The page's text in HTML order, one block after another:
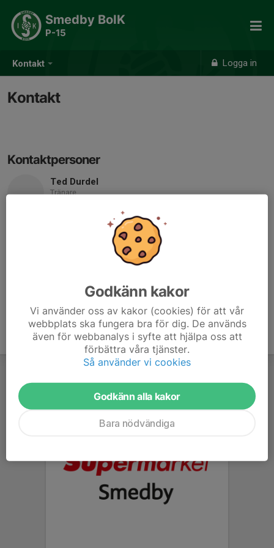
Kontakt Logga in
Smedby BoIK
P-15
Kontakt
Kontaktpersoner
Ted Durdel
Tränare
Mobil visas bara för inloggade
E-post visas bara för inloggade
Godkänn kakor
Vi använder oss av kakor (cookies) för att vår
webbplats ska fungera bra för dig. De används
även för webbanalys i syfte att hjälpa oss att
förbättra våra tjänster.
Så använder vi cookies
Godkänn alla kakor
Bara nödvändiga